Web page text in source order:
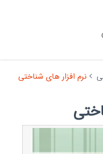
نرم افزار های شناختی